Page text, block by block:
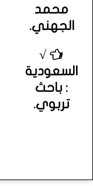
محمد
الجهني.
√
السعودية
: باحث
تربوي.